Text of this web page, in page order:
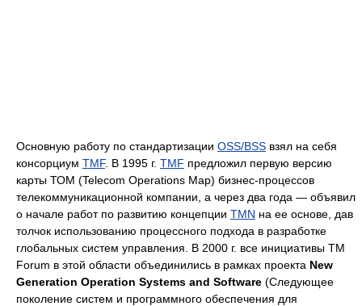
Основную работу по стандартизации OSS/BSS взял на себя
консорциум TMF. В 1995 г. TMF предложил первую версию
карты ТОМ (Telecom Operations Map) бизнес-процессов
телекоммуникационной компании, а через два года — объявил
о начале работ по развитию концепции TMN на ее основе, дав
толчок использованию процессного подхода в разработке
глобальных систем управления. В 2000 г. все инициативы TM
Forum в этой области объединились в рамках проекта New
Generation Operation Systems and Software (Следующее
поколение систем и программного обеспечения для